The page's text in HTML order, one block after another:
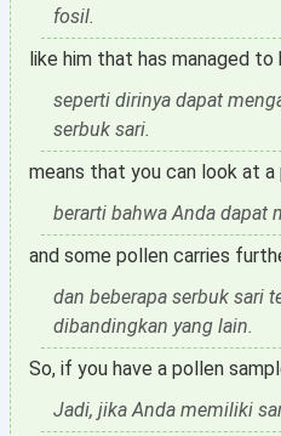
fosil.
like him that has managed
seperti dirinya dapat
serbuk sari.
means that you can look at a
berarti bahwa Anda dapat
and some pollen carries
dan beberapa serbuk sari
dibandingkan yang lain.
So, if you have a pollen
Jadi, jika Anda memiliki